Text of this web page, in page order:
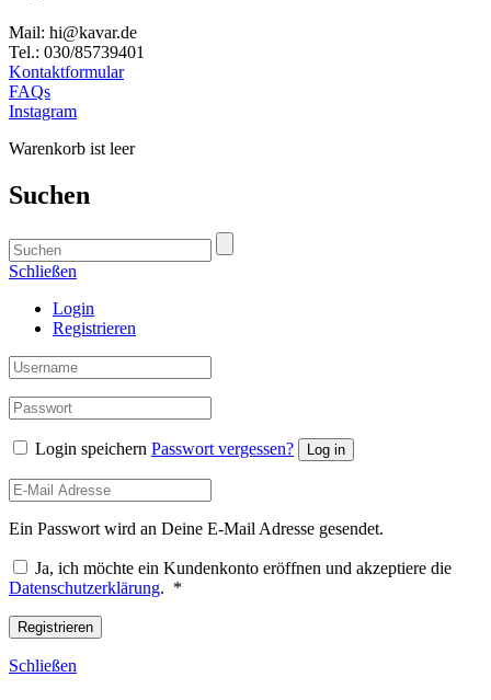
Mail: hi@kavar.de
Tel.: 030/85739401
Kontaktformular
FAQs
Instagram
Warenkorb ist leer
Suchen
Schließen
Login
Registrieren
Login speichern Passwort vergessen? Log in
Ein Passwort wird an Deine E-Mail Adresse gesendet.
Ja, ich möchte ein Kundenkonto eröffnen und akzeptiere die
Datenschutzerklärung. *
Registrieren
Schließen